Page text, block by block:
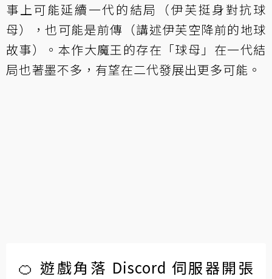
事上可能延續一代的結局（伊芙挺身對抗球
母），也可能是前傳（講述伊芙空降前的地球
故事）。本作大魔王的存在「球母」在一代結
局也著墨不多，有望在二代發展出更多可能。
🍊 遊戲角落 Discord 伺服器開張